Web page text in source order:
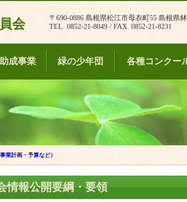
会
〒690-0886 島根県松江市母衣町55 島根県
TEL. 0852-21-8049 / FAX. 0852-21-8231
助成事業 緑の少年団 各種コンクー
業計画・予算など）
情報公開要綱・要領